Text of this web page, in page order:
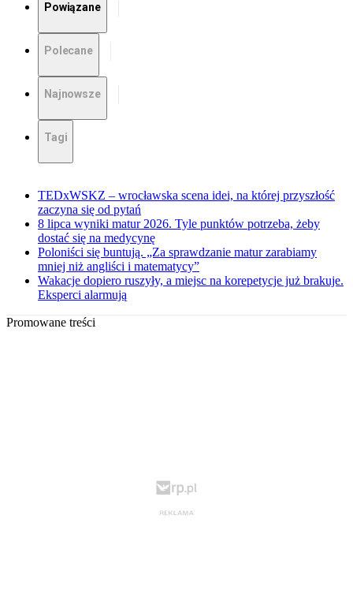
Powiązane
Polecane
Najnowsze
Tagi
TEDxWSKZ – wrocławska scena idei, na której przyszłość
zaczyna się od pytań
8 lipca wyniki matur 2026. Tyle punktów potrzeba, żeby
dostać się na medycynę
Poloniści się buntują. „Za sprawdzanie matur zarabiamy
mniej niż angliści i matematycy”
Wakacje dopiero ruszyły, a miejsc na korepetycje już brakuje.
Eksperci alarmują
Promowane treści